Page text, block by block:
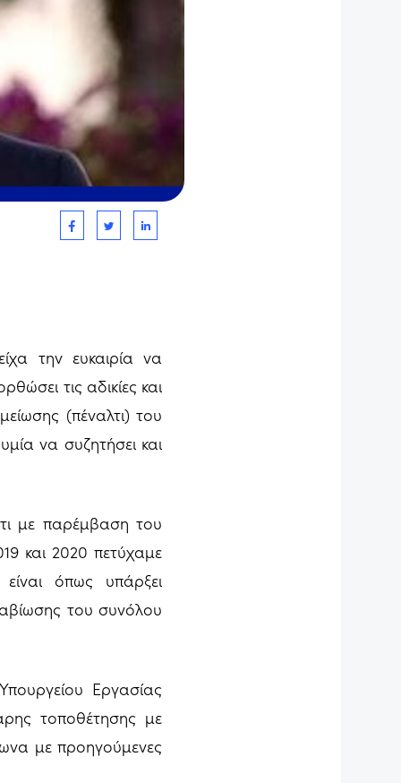
την ευκαιρία να
τις αδικίες και
(πέναλτι) του
να συζητήσει και
με παρέμβαση του
και 2020 πετύχαμε
όπως υπάρξει
του συνόλου
Εργασίας
τοποθέτησης με
με προηγούμενες